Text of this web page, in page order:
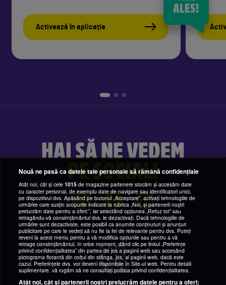
Activează în aplicație
ALES!
HAI SĂ NE VEDEM
PE SOCIAL!
Nouă ne pasă ca datele tale personale să rămână confidențiale
Atât noi, cât și cele1015 de magazine partenere stocăm și accesăm date
cu caracter personal, de exemplu date de navigare sau identificatori unici,
pe dispozitivul dvs. Apăsând pe butonul „Acceptare”, activați tehnologiile de
urmărire care susțin scopurile indicate la rubrica „Noi, și partenerii noștri
prelucrăm date pentru a oferi:”, iar selectând opțiunea „Refuz tot” sau
retragându-vă consimțământul dvs. le dezactivați. Dacă tehnologiile de
urmărire sunt dezactivate, este posibil ca anumite conținuturi și anunțuri
publicitare pe care le vedeți să nu fie la fel de relevante pentru dvs. Puteți
reveni la acest meniu pentru a vă modifica opțiunile sau pentru a vă
retrage consimțământul, în orice moment, dând clic pe linkul „Preferințe
privind confidențialitatea” din partea de jos a paginii web sau accesând
pictograma flotantă din colțul din stânga, jos, al paginii web, dacă este
cazul. Preferințele dvs. vor deveni disponibile în Site-ul web. Pentru detalii
suplimentare, vă rugăm să ne consultați politica privind confidențialitatea.
Atât noi, cât și partenerii noștri prelucrăm datele pentru a oferi: